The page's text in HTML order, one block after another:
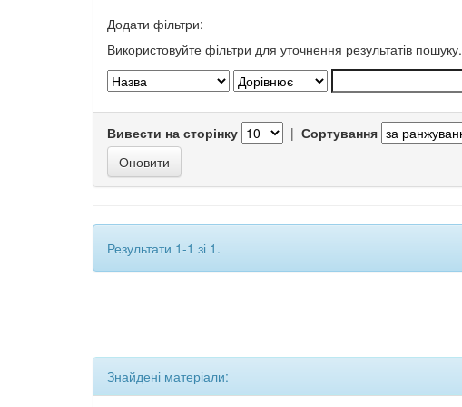
Додати фільтри:
Використовуйте фільтри для уточнення результатів пошуку.
Вивести на сторінку | Сортування
Результати 1-1 зі 1.
Знайдені матеріали: